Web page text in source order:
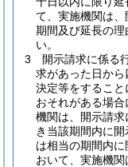
て、実施機関は
期間及び延長の
い。
3
開示請求に係る
求があった日か
決定等をするこ
おそれがある場合
機関は、開示請
き当該期間内に
は相当の期間内に
おいて、実施機関